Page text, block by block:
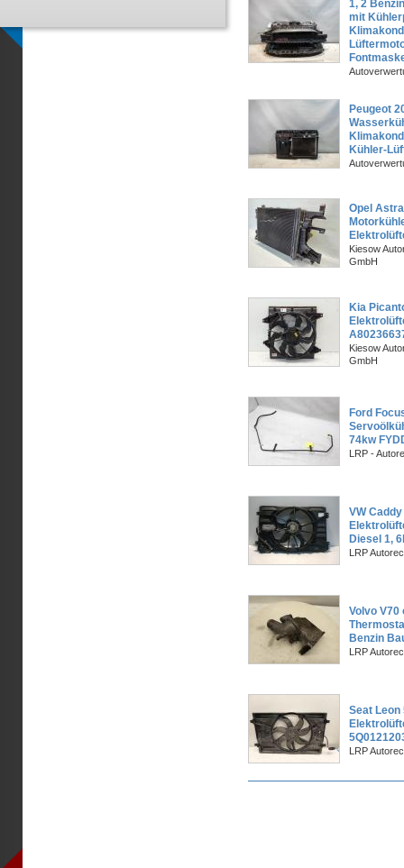
1, 2
mit
Peugeot
Kühler-
Opel
Kiesow
GmbH
Kia
Kiesow
GmbH
Ford
74kw
LRP -
VW
Diesel 1,
LRP
Volvo V70
Benzin
LRP
Seat Leon
LRP